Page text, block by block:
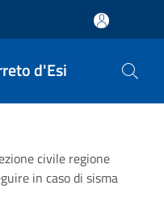
d'Esi
civile regione
in caso di sisma